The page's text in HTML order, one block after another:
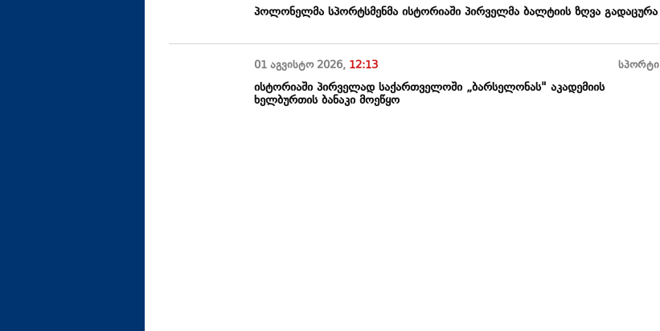
პოლონელმა სპორტსმენმა ისტორიაში პირველმა ბალტიის ზღვა გადაცურა
01 აგვისტო 2026, 12:13 სპორტი
ისტორიაში პირველად საქართველოში „ბარსელონას" აკადემიის
ხელბურთის ბანაკი მოეწყო